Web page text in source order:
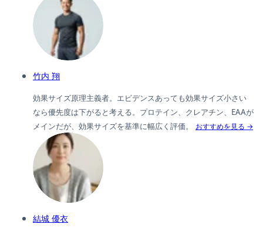
竹内 翔
効果サイズ原理主義者。エビデンスあっても効果サイズ小さい
なら優先度は下がると考える。プロテイン、クレアチン、EAAが
メインだが、効果サイズを基準に幅広く評価。
おすすめを見る →
結城 優衣